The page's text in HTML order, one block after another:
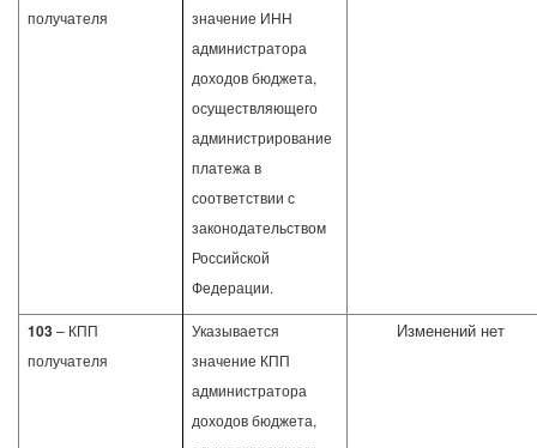
получателя
значение ИНН
администратора
доходов бюджета,
осуществляющего
администрирование
платежа в
соответствии с
законодательством
Российской
Федерации.
103– КПП
получателя
Указывается
значение КПП
администратора
доходов бюджета,
Изменений нет